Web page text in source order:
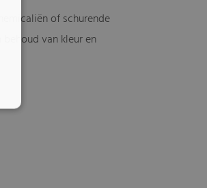
of schurende
van kleur en